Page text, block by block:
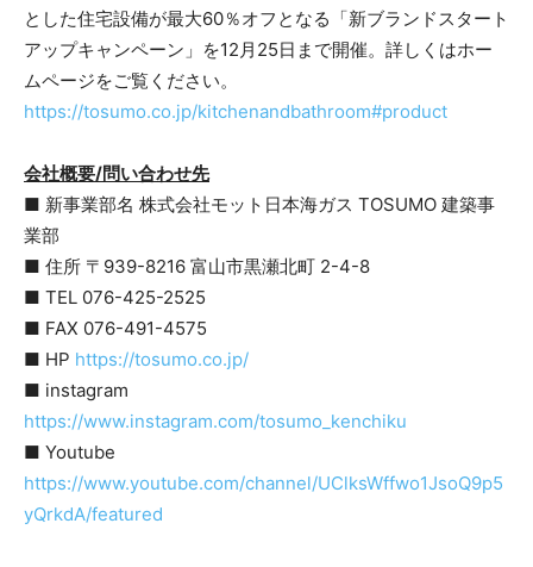
とした住宅設備が最大60％オフとなる「新ブランドスタート
アップキャンペーン」を12月25日まで開催。詳しくはホー
ムページをご覧ください。
https://tosumo.co.jp/kitchenandbathroom#product
会社概要/問い合わせ先
■ 新事業部名 株式会社モット日本海ガス TOSUMO 建築事
業部
■ 住所 〒939-8216 富山市黒瀬北町 2-4-8
■ TEL 076-425-2525
■ FAX 076-491-4575
■ HP https://tosumo.co.jp/
■ instagram
https://www.instagram.com/tosumo_kenchiku
■ Youtube
https://www.youtube.com/channel/UClksWffwo1JsoQ9p5
yQrkdA/featured